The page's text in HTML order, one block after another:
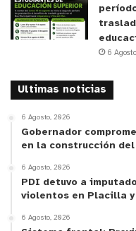
6
Ultimas noticias
6 Agosto, 2026
Gobernador
en la construcción
6 Agosto, 2026
PDI detuvo a
violentos en Placilla y
6 Agosto, 2026